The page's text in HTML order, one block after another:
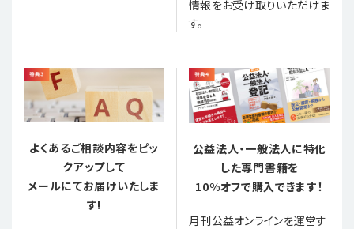
情報をお受け取りいただけま
す。
よくあるご相談内容をピッ
クアップして
メールにてお届けいたしま
す!
公益法人・一般法人に特化
した専門書籍を
10%オフで購入できます！
月刊公益オンラインを運営す